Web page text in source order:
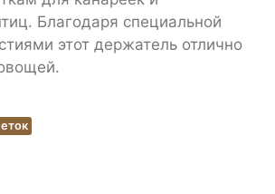
Благодаря специальной
этот держатель отлично